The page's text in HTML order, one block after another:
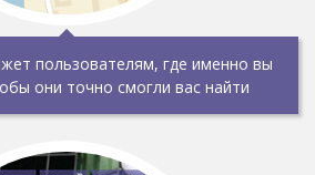
пользователям, где именно вы
они точно смогли вас найти